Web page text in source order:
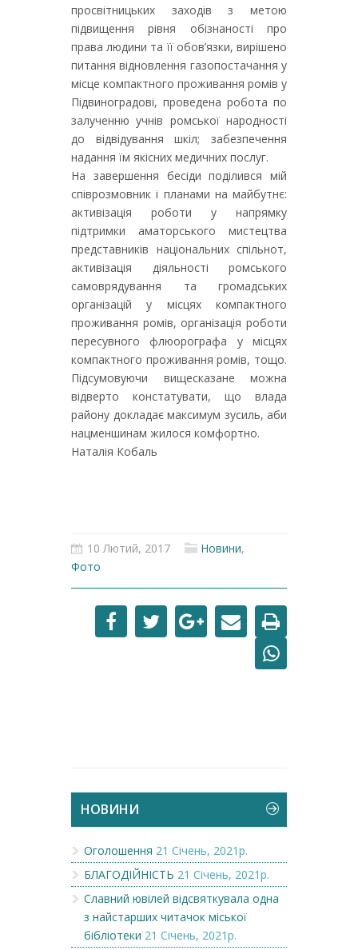
просвітницьких заходів з метою
підвищення рівня обізнаності про
права людини та її обов’язки, вирішено
питання відновлення газопостачання у
місце компактного проживання ромів у
Підвиноградові, проведена робота по
залученню учнів ромської народності
до відвідування шкіл; забезпечення
надання їм якісних медичних послуг.
На завершення бесіди поділився мій
співрозмовник і планами на майбутнє:
активізація роботи у напрямку
підтримки аматорського мистецтва
представників національних спільнот,
активізація діяльності ромського
самоврядування та громадських
організацій у місцях компактного
проживання ромів, організація роботи
пересувного флюорографа у місцях
компактного проживання ромів, тощо.
Підсумовуючи вищесказане можна
відверто констатувати, що влада
району докладає максимум зусиль, аби
нацменшинам жилося комфортно.
Наталія Кобаль
10 Лютий, 2017 Новини,
Фото
НОВИНИ
Оголошення 21 Січень, 2021р.
БЛАГОДІЙНІСТЬ 21 Січень, 2021р.
Славний ювілей відсвяткувала одна
з найстарших читачок міської
бібліотеки 21 Січень, 2021р.